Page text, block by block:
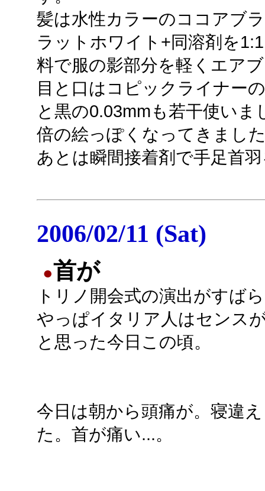
髪は水性カラーのココアブ
ラットホワイト+同溶剤を
料で服の影部分を軽くエア
目と口はコピックライナー
と黒の0.03mmも若干使い
倍の絵っぽくなってきまし
あとは瞬間接着剤で手足首
2006/02/11 (Sat)
●首が
トリノ開会式の演出がすば
やっぱイタリア人はセンス
と思った今日この頃。
今日は朝から頭痛が。寝違
た。首が痛い...。